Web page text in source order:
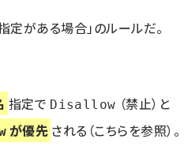
定がある場合」のルールだ。
指定で Disallow （禁止）と
が優先 される（こちらを参照）。